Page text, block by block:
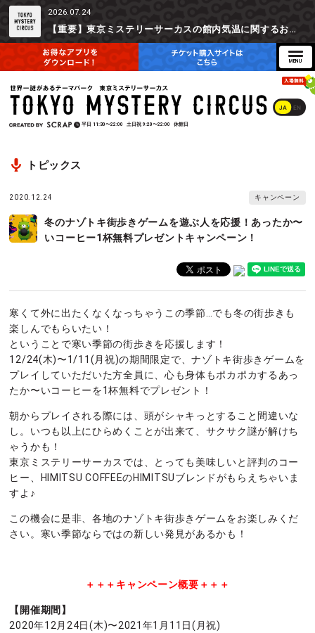
2026.07.24
【重要】東京ミステリーサーカスの館内気温に関するお詫びとご参加辞退時の返金対応について
JA EN
平日 11:30〜22:00 土日祝 9:20〜22:00 休館日
トピックス
2020.12.24 キャンペーン
冬のナゾトキ街歩きゲームを遊ぶ人を応援！あったか〜
いコーヒー1杯無料プレゼントキャンペーン！
寒くて外に出たくなくなっちゃうこの季節…でも冬の街歩きも
楽しんでもらいたい！
ということで寒い季節の街歩きを応援します！
12/24(木)〜1/11(月祝)の期間限定で、ナゾトキ街歩きゲームを
プレイしていただいた方全員に、心も身体もポカポカするあっ
たか〜いコーヒーを1杯無料でプレゼント！
朝からプレイされる際には、頭がシャキっとすること間違いな
し。いつも以上にひらめくことが出来て、サクサク謎が解けち
ゃうかも！
東京ミステリーサーカスでは、とっても美味しいと評判のコー
ヒー、HIMITSU COFFEEのHIMITSUブレンドがもらえちゃいま
すよ♪
この機会に是非、各地のナゾトキ街歩きゲームをお楽しみくだ
さい。寒い季節ならではの新しい発見があるかも！
＋＋＋キャンペーン概要＋＋＋
【開催期間】
2020年12月24日(木)〜2021年1月11日(月祝)